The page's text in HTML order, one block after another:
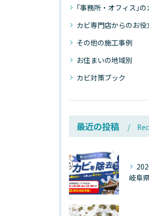
｢事務所・オフィス｣のカ
カビ専門店からのお役
その他の施工事例
お住まいの地域別
カビ対策ブック
最近の投稿